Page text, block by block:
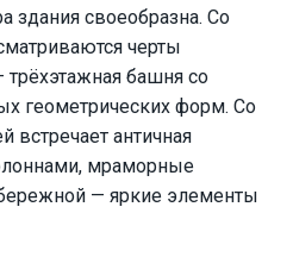
здания своеобразна. Со
черты
башня со
геометрических форм. Со
встречает античная
мраморные
— яркие элементы